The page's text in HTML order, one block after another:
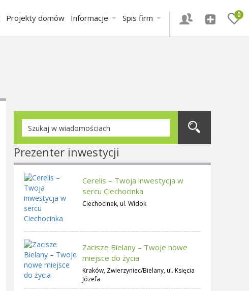
0
Projekty domów Informacje Spis firm
Prezenter inwestycji
Cerelis – Twoja inwestycja w
sercu Ciechocinka
Ciechocinek, ul. Widok
Zacisze Bielany – Twoje nowe
miejsce do życia
Kraków, Zwierzyniec/Bielany, ul. Księcia
Józefa